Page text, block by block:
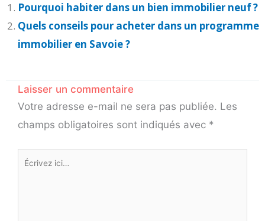
Pourquoi habiter dans un bien immobilier neuf ?
Quels conseils pour acheter dans un programme
immobilier en Savoie ?
Laisser un commentaire
Votre adresse e-mail ne sera pas publiée. Les
champs obligatoires sont indiqués avec *
Écrivez